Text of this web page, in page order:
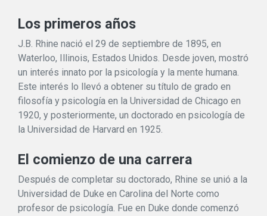
Los primeros años
J.B. Rhine nació el 29 de septiembre de 1895, en
Waterloo, Illinois, Estados Unidos. Desde joven, mostró
un interés innato por la psicología y la mente humana.
Este interés lo llevó a obtener su título de grado en
filosofía y psicología en la Universidad de Chicago en
1920, y posteriormente, un doctorado en psicología de
la Universidad de Harvard en 1925.
El comienzo de una carrera
Después de completar su doctorado, Rhine se unió a la
Universidad de Duke en Carolina del Norte como
profesor de psicología. Fue en Duke donde comenzó